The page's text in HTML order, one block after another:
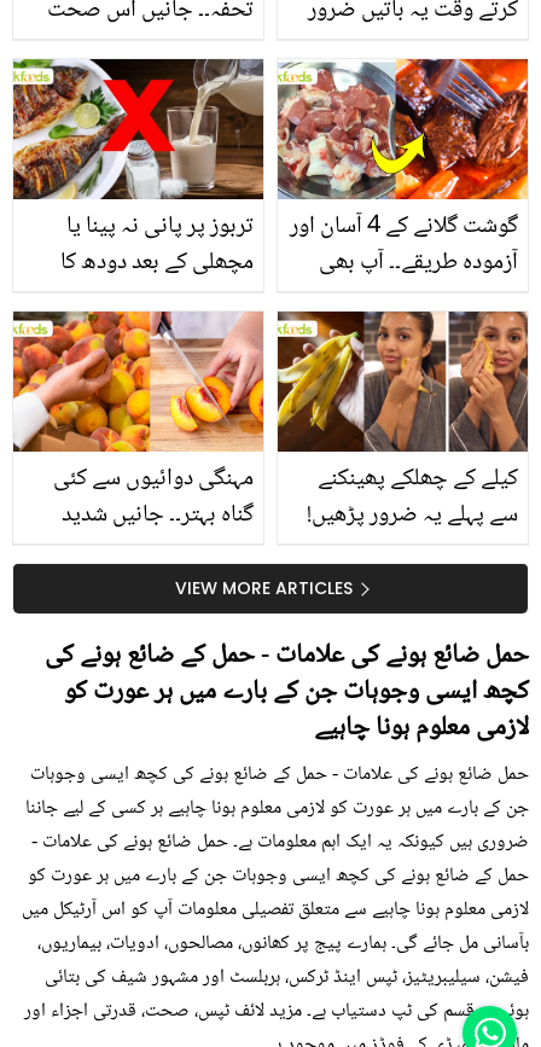
تحفہ۔۔ جانیں اس صحت
انگیز طبی فوائد
کرتے وقت یہ باتیں ضرور
تربوز پر پانی نہ پینا یا
مچھلی کے بعد دودھ کا
سے متعلق غلط فہمیوں کی
حقیقت کیا ہے اور افواہ
کیا؟
گوشت گلانے کے 4 آسان اور
آزمودہ طریقے۔۔ آپ بھی
بتائے راز
مہنگی دوائیوں سے کئی
گناہ بہتر۔۔ جانیں شدید
کیوں کھانا چاہیے؟
کیلے کے چھلکے پھینکنے
سے پہلے یہ ضرور پڑھیں!
سستا اور قدرتی حلVIEW MORE ARTICLES
حمل ضائع ہونے کی علامات - حمل کے ضائع ہونے کی
کچھ ایسی وجوہات جن کے بارے میں ہر عورت کو
لازمی معلوم ہونا چاہیے
حمل ضائع ہونے کی علامات - حمل کے ضائع ہونے کی کچھ ایسی وجوہات
جن کے بارے میں ہر عورت کو لازمی معلوم ہونا چاہیے ہر کسی کے لیے جاننا
ضروری ہیں کیونکہ یہ ایک اہم معلومات ہے۔ حمل ضائع ہونے کی علامات -
حمل کے ضائع ہونے کی کچھ ایسی وجوہات جن کے بارے میں ہر عورت کو
لازمی معلوم ہونا چاہیے سے متعلق تفصیلی معلومات آپ کو اس آرٹیکل میں
بآسانی مل جائے گی۔ ہمارے پیج پر کھانوں، مصالحوں، ادویات، بیماریوں،
فیشن، سیلیبریٹیز، ٹپس اینڈ ٹرکس، ہربلسٹ اور مشہور شیف کی بتائی
ہوئی ہر قسم کی ٹپ دستیاب ہے۔ مزید لائف ٹپس، صحت، قدرتی اجزاء اور